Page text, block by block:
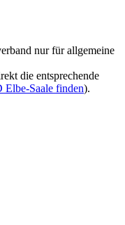
nur für allgemeine
die entsprechende
Elbe-Saale finden).